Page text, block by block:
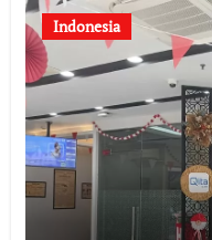
Indonesia